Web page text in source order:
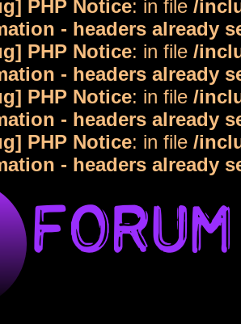
PHP Notice: in file /
- headers already
PHP Notice: in file /
- headers already
PHP Notice: in file /
- headers already
PHP Notice: in file /
- headers already